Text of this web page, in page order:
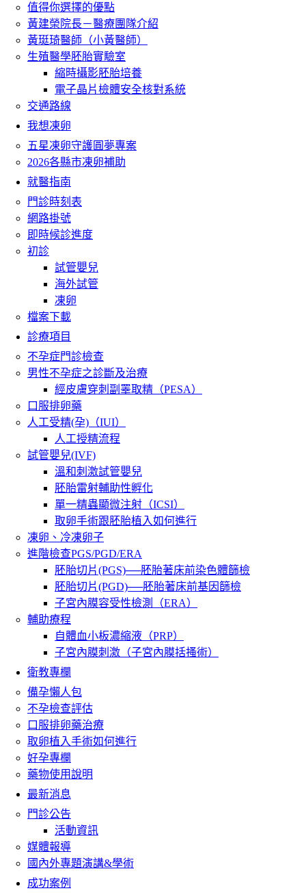
值得你選擇的優點
黃建榮院長－醫療團隊介紹
黃珽琦醫師（小黃醫師）
生殖醫學胚胎實驗室
縮時攝影胚胎培養
電子晶片檢體安全核對系統
交通路線
我想凍卵
五星凍卵守護圓夢專案
2026各縣市凍卵補助
就醫指南
門診時刻表
網路掛號
即時候診進度
初診
試管嬰兒
海外試管
凍卵
檔案下載
診療項目
不孕症門診檢查
男性不孕症之診斷及治療
經皮膚穿刺副睪取精（PESA）
口服排卵藥
人工受精(孕)（IUI）
人工授精流程
試管嬰兒(IVF)
溫和刺激試管嬰兒
胚胎雷射輔助性孵化
單一精蟲顯微注射（ICSI）
取卵手術跟胚胎植入如何進行
凍卵、冷凍卵子
進階檢查PGS/PGD/ERA
胚胎切片(PGS)──胚胎著床前染色體篩檢
胚胎切片(PGD)──胚胎著床前基因篩檢
子宮內膜容受性檢測（ERA）
輔助療程
自體血小板濃縮液（PRP）
子宮內膜刺激（子宮內膜括搔術）
衛教專欄
備孕懶人包
不孕檢查評估
口服排卵藥治療
取卵植入手術如何進行
好孕專欄
藥物使用說明
最新消息
門診公告
活動資訊
媒體報導
國內外專題演講&學術
成功案例